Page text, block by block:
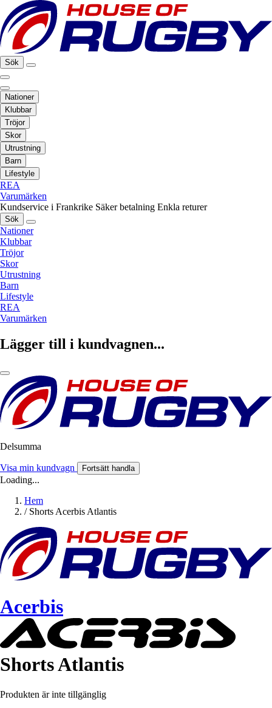
Sök
Nationer
Klubbar
Tröjor
Skor
Utrustning
Barn
Lifestyle
REA
Varumärken
Kundservice i Frankrike Säker betalning Enkla returer
Sök
Nationer
Klubbar
Tröjor
Skor
Utrustning
Barn
Lifestyle
REA
Varumärken
Lägger till i kundvagnen...
Delsumma
Visa min kundvagn Fortsätt handla
Loading...
Hem
/ Shorts Acerbis Atlantis
Acerbis
Shorts Atlantis
Produkten är inte tillgänglig